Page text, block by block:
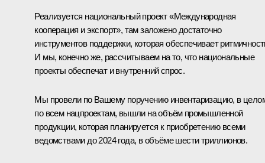
Реализуется национальный проект «Международная
кооперация и экспорт», там заложено достаточно
инструментов поддержки, которая обеспечивает
И мы, конечно же, рассчитываем на то, что национальные
проекты обеспечат и внутренний спрос.
Мы провели по Вашему поручению инвентаризацию, в
по всем нацпроектам, вышли на объём промышленной
продукции, которая планируется к приобретению всеми
ведомствами до 2024 года, в объёме шести триллионов.